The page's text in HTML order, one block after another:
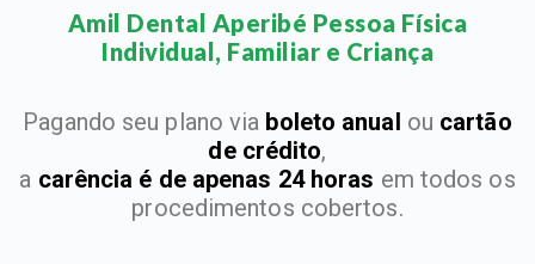
Amil Dental Aperibé Pessoa Física
Individual, Familiar e Criança​
Pagando seu plano via boleto anual ou cartão
de crédito,
a carência é de apenas 24 horas em todos os
procedimentos cobertos.